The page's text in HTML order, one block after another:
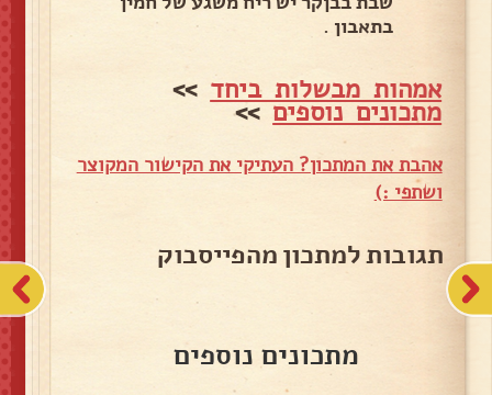
בתאבון .
אמהות מבשלות ביחד >>
מתכונים נוספים>>
אהבת את המתכון? העתיקי את הקישור המקוצר
ושתפי :)
תגובות למתכון מהפייסבוק
מתכונים נוספים